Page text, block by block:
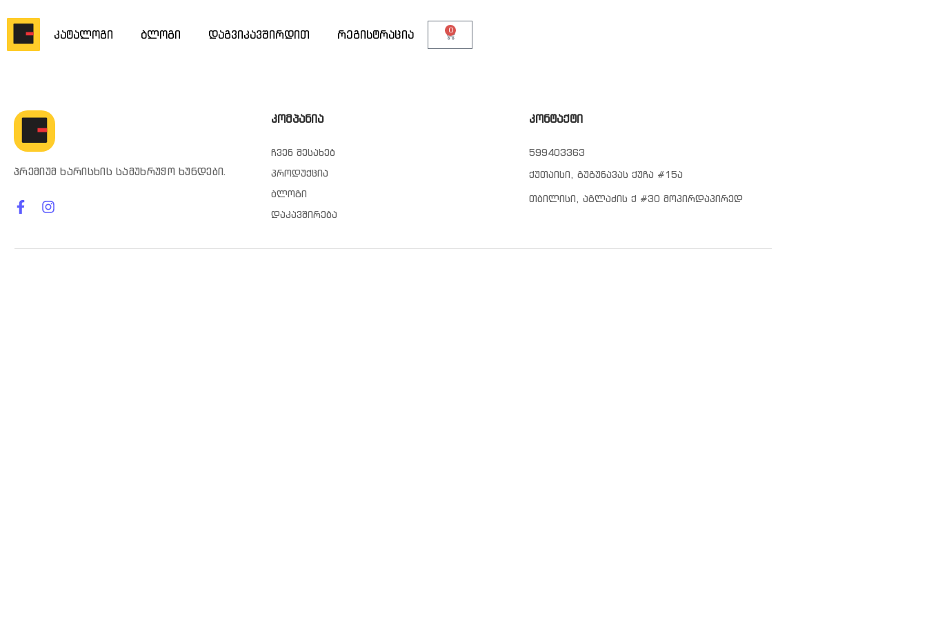
კატალოგი ბლოგი დაგვიკავშირდით რეგისტრაცია 0
პრემიუმ ხარისხის სამუხრუჭო ხუნდები.
კომპანია
ჩვენ შესახებ
პროდუქცია
ბლოგი
დაკავშირება
კონტაქტი
599403363
ქუთაისი, გუგუნავას ქუჩა #15ა
თბილისი, აგლაძის ქ #30 მოპირდაპირედ